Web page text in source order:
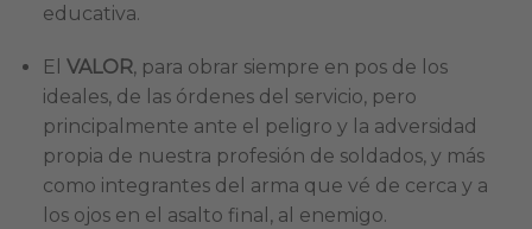
educativa.
El VALOR, para obrar siempre en pos de los
ideales, de las órdenes del servicio, pero
principalmente ante el peligro y la adversidad
propia de nuestra profesión de soldados, y más
como integrantes del arma que vé de cerca y a
los ojos en el asalto final, al enemigo.